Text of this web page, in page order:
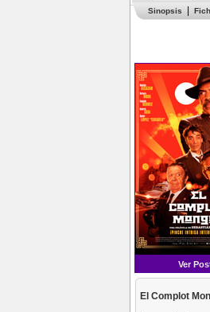
Sinopsis
Ver
El Complot